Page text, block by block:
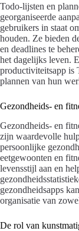
Todo-lijsten en
georganiseerde
gebruikers in staat
houden. Ze bieden
en deadlines te
het dagelijks leven.
productiviteitsapp is
plannen van hun
Gezondheids- en
Gezondheids- en
zijn waardevolle
persoonlijke
eetgewoonten en
levensstijl aan en
gezondheidsapps
organisatie van
De rol van